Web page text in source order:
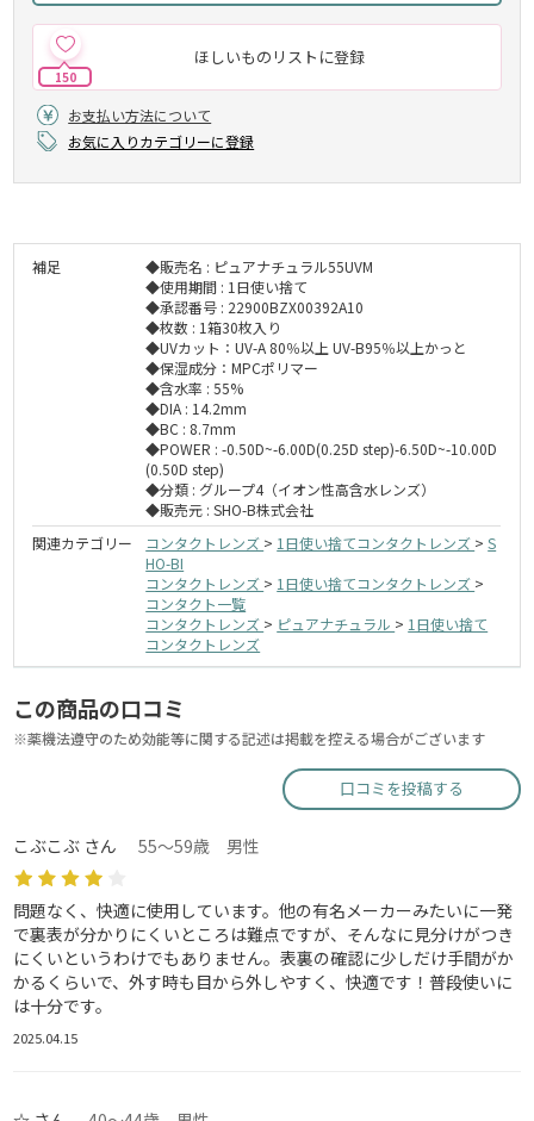
ほしいものリストに登録
150
お支払い方法について
お気に入りカテゴリーに登録
補足
◆販売名 : ピュアナチュラル55UVM
◆使用期間 : 1日使い捨て
◆承認番号 : 22900BZX00392A10
◆枚数 : 1箱30枚入り
◆UVカット：UV-A 80％以上 UV-B95％以上かっと
◆保湿成分：MPCポリマー
◆含水率 : 55%
◆DIA : 14.2mm
◆BC : 8.7mm
◆POWER : -0.50D~-6.00D(0.25D step)-6.50D~-10.00D
(0.50D step)
◆分類 : グループ4（イオン性高含水レンズ）
◆販売元 : SHO-B株式会社
関連カテゴリー
コンタクトレンズ > 1日使い捨てコンタクトレンズ >S
HO-BI
コンタクトレンズ > 1日使い捨てコンタクトレンズ >
コンタクト一覧
コンタクトレンズ > ピュアナチュラル > 1日使い捨て
コンタクトレンズ
この商品の口コミ
※薬機法遵守のため効能等に関する記述は掲載を控える場合がございます
口コミを投稿する
こぶこぶ さん 55～59歳 男性
問題なく、快適に使用しています。他の有名メーカーみたいに一発
で裏表が分かりにくいところは難点ですが、そんなに見分けがつき
にくいというわけでもありません。表裏の確認に少しだけ手間がか
かるくらいで、外す時も目から外しやすく、快適です！普段使いに
は十分です。
2025.04.15